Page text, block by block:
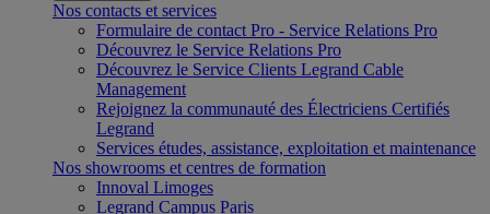
Nos contacts et services
Formulaire de contact Pro - Service Relations Pro
Découvrez le Service Relations Pro
Découvrez le Service Clients Legrand Cable
Management
Rejoignez la communauté des Électriciens Certifiés
Legrand
Services études, assistance, exploitation et maintenance
Nos showrooms et centres de formation
Innoval Limoges
Legrand Campus Paris